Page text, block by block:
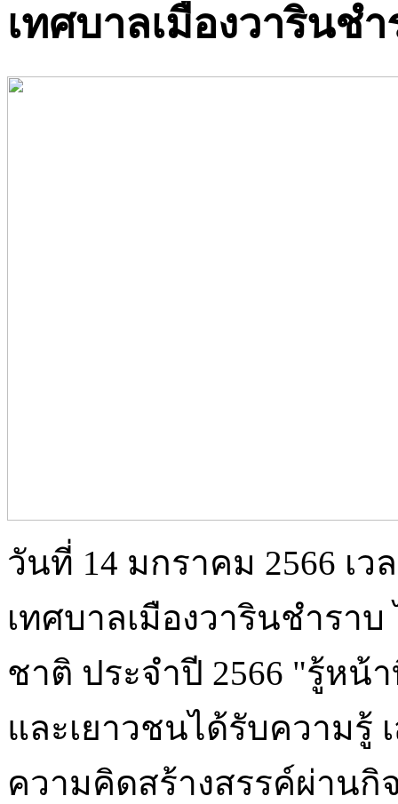
เทศบาลเมืองวารินชำ
วันที่ 14 มกราคม 2566 เ
เทศบาลเมืองวารินชำรา
ชาติ ประจำปี 2566 "รู้หน้
และเยาวชนได้รับความรู้
ความคิดสร้างสรรค์ผ่าน